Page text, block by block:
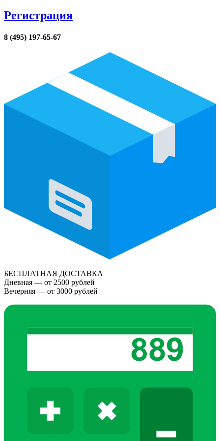
Регистрация
8 (495) 197-65-67
БЕСПЛАТНАЯ ДОСТАВКА
Дневная — от 2500 рублей
Вечерняя — от 3000 рублей